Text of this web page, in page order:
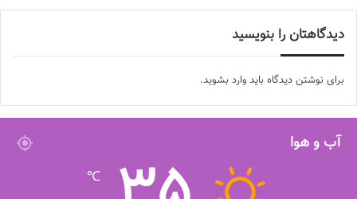
دیدگاهتان را بنویسید
برای نوشتن دیدگاه باید وارد بشوید.
آب و هوا
℃